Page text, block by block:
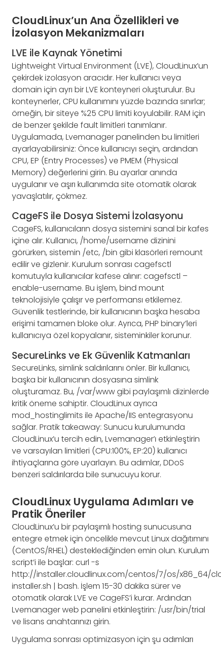
CloudLinux’un Ana Özellikleri ve
İzolasyon Mekanizmaları
LVE ile Kaynak Yönetimi
Lightweight Virtual Environment (LVE), CloudLinux’un
çekirdek izolasyon aracıdır. Her kullanıcı veya
domain için ayrı bir LVE konteyneri oluşturulur. Bu
konteynerler, CPU kullanımını yüzde bazında sınırlar;
örneğin, bir siteye %25 CPU limiti koyulabilir. RAM için
de benzer şekilde fault limitleri tanımlanır.
Uygulamada, Lvemanager panelinden bu limitleri
ayarlayabilirsiniz: Önce kullanıcıyı seçin, ardından
CPU, EP (Entry Processes) ve PMEM (Physical
Memory) değerlerini girin. Bu ayarlar anında
uygulanır ve aşırı kullanımda site otomatik olarak
yavaşlatılır, çökmez.
CageFS ile Dosya Sistemi İzolasyonu
CageFS, kullanıcıların dosya sistemini sanal bir kafes
içine alır. Kullanıcı, /home/username dizinini
görürken, sistemin /etc, /bin gibi klasörleri remount
edilir ve gizlenir. Kurulum sonrası cagefsctl
komutuyla kullanıcılar kafese alınır: cagefsctl –
enable-username. Bu işlem, bind mount
teknolojisiyle çalışır ve performansı etkilemez.
Güvenlik testlerinde, bir kullanıcının başka hesaba
erişimi tamamen bloke olur. Ayrıca, PHP binary’leri
kullanıcıya özel kopyalanır, sisteminkiler korunur.
SecureLinks ve Ek Güvenlik Katmanları
SecureLinks, simlink saldırılarını önler. Bir kullanıcı,
başka bir kullanıcının dosyasına simlink
oluşturamaz. Bu, /var/www gibi paylaşımlı dizinlerde
kritik öneme sahiptir. CloudLinux ayrıca
mod_hostinglimits ile Apache/IIS entegrasyonu
sağlar. Pratik takeaway: Sunucu kurulumunda
CloudLinux’u tercih edin, Lvemanager’ı etkinleştirin
ve varsayılan limitleri (CPU:100%, EP:20) kullanıcı
ihtiyaçlarına göre uyarlayın. Bu adımlar, DDoS
benzeri saldırılarda bile sunucuyu korur.
CloudLinux Uygulama Adımları ve
Pratik Öneriler
CloudLinux’u bir paylaşımlı hosting sunucusuna
entegre etmek için öncelikle mevcut Linux dağıtımını
(CentOS/RHEL) desteklediğinden emin olun. Kurulum
script’i ile başlar: curl -s
http://installer.cloudlinux.com/centos/7/os/x86_64/
installer.sh | bash. İşlem 15-30 dakika sürer ve
otomatik olarak LVE ve CageFS’i kurar. Ardından
Lvemanager web panelini etkinleştirin: /usr/bin/trial
ve lisans anahtarınızı girin.
Uygulama sonrası optimizasyon için şu adımları